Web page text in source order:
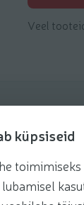
küpsiseid
Veel